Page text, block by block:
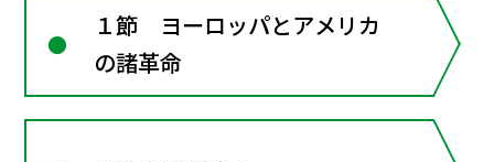
１節 ヨーロッパとアメリカ
の諸革命